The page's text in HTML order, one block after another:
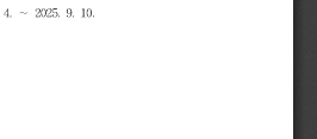
4. ∼ 2025. 9. 10.